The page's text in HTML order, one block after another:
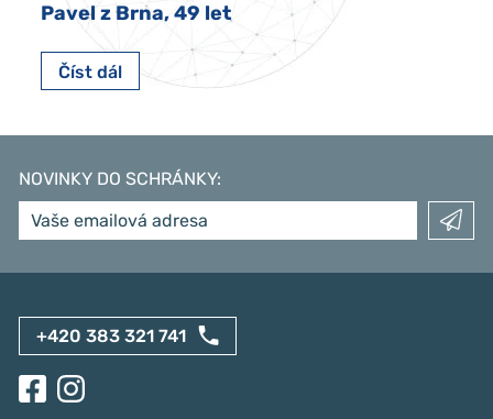
Pavel z Brna, 49 let
Číst dál
NOVINKY DO SCHRÁNKY:
+420 383 321 741